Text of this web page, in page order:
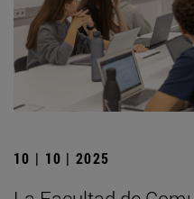
10 | 10 | 2025